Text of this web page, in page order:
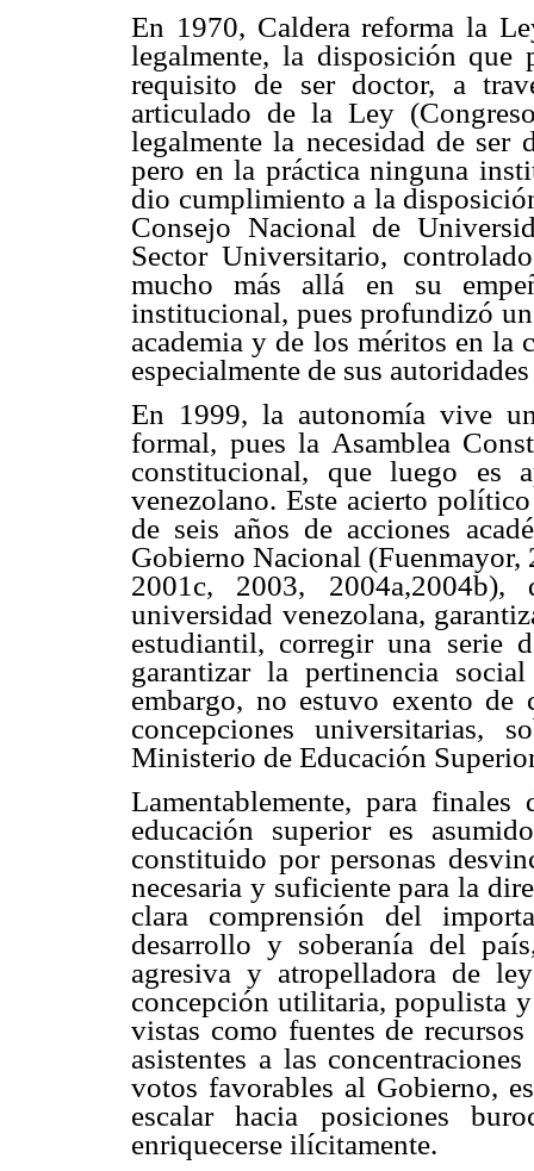
En 1970, Caldera reforma la
legalmente, la disposición que
requisito de ser doctor, a
articulado de la Ley
legalmente la necesidad de ser
pero en la práctica ninguna
dio cumplimiento a la
Consejo Nacional de
Sector Universitario,
mucho más allá en su
institucional, pues profundizó
academia y de los méritos en la
especialmente de sus
En 1999, la autonomía vive
formal, pues la Asamblea
constitucional, que luego es
venezolano. Este acierto
de seis años de acciones
Gobierno Nacional
2001c, 2003,
universidad venezolana,
estudiantil, corregir una serie
garantizar la pertinencia
embargo, no estuvo exento de
concepciones
Ministerio de Educación
Lamentablemente, para
educación superior es
constituido por personas
necesaria y suficiente para la
clara comprensión del
desarrollo y soberanía del
agresiva y atropelladora de
concepción utilitaria, populista
vistas como fuentes de
asistentes a las
votos favorables al Gobierno,
escalar hacia posiciones
enriquecerse ilícitamente.